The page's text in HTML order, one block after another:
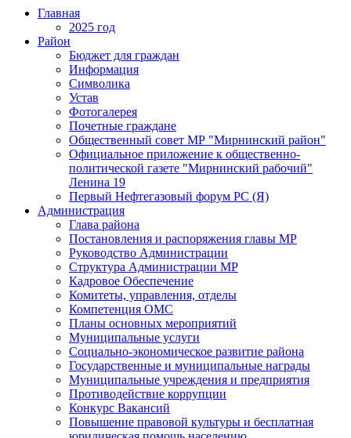
Главная
2025 год
Район
Бюджет для граждан
Информация
Символика
Устав
Фотогалерея
Почетные граждане
Общественный совет МР "Мирнинский район"
Официальное приложение к общественно-
политической газете "Мирнинский рабочий"
Ленина 19
Первый Нефтегазовый форум РС (Я)
Администрация
Глава района
Постановления и распоряжения главы МР
Руководство Администрации
Структура Администрации МР
Кадровое Обеспечение
Комитеты, управления, отделы
Компетенция ОМС
Планы основных мероприятий
Муниципальные услуги
Социально-экономическое развитие района
Государственные и муниципальные награды
Муниципальные учреждения и предприятия
Противодействие коррупции
Конкурс Вакансий
Повышение правовой культуры и бесплатная